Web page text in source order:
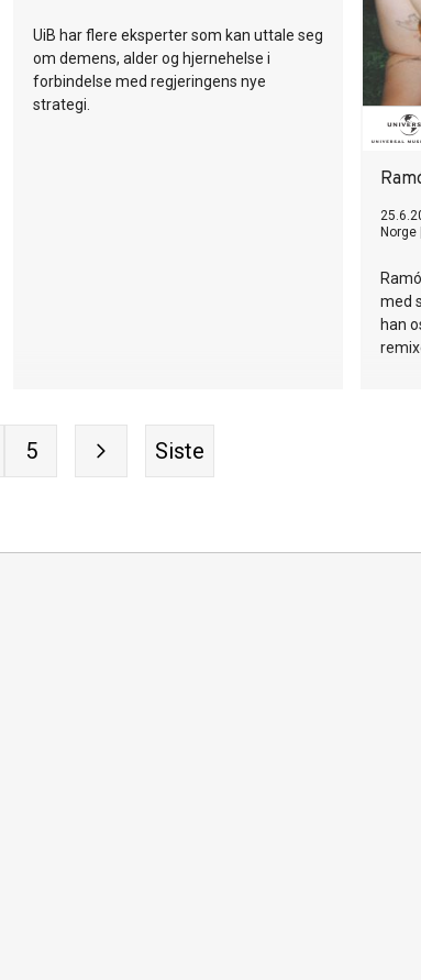
UiB har flere eksperter som kan uttale seg
om demens, alder og hjernehelse i
forbindelse med regjeringens nye
strategi.
Norge
med
han
5 Siste